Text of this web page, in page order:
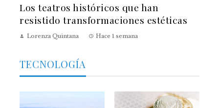
Los teatros históricos que han
resistido transformaciones estéticas
Lorenza Quintana Hace 1 semana
TECNOLOGÍA